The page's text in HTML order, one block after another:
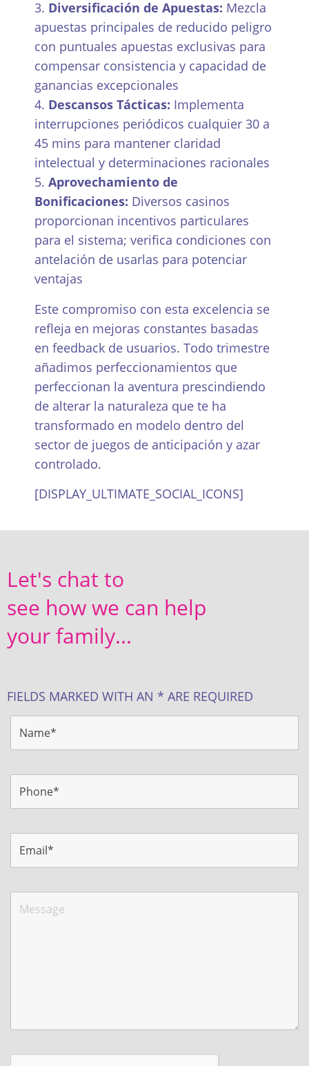
Diversificación de Apuestas: Mezcla
apuestas principales de reducido peligro
con puntuales apuestas exclusivas para
compensar consistencia y capacidad de
ganancias excepcionales
Descansos Tácticas: Implementa
interrupciones periódicos cualquier 30 a
45 mins para mantener claridad
intelectual y determinaciones racionales
Aprovechamiento de
Bonificaciones: Diversos casinos
proporcionan incentivos particulares
para el sistema; verifica condiciones con
antelación de usarlas para potenciar
ventajas
Este compromiso con esta excelencia se
refleja en mejoras constantes basadas
en feedback de usuarios. Todo trimestre
añadimos perfeccionamientos que
perfeccionan la aventura prescindiendo
de alterar la naturaleza que te ha
transformado en modelo dentro del
sector de juegos de anticipación y azar
controlado.
[DISPLAY_ULTIMATE_SOCIAL_ICONS]
Let's chat to
see how we can help
your family...
FIELDS MARKED WITH AN * ARE REQUIRED